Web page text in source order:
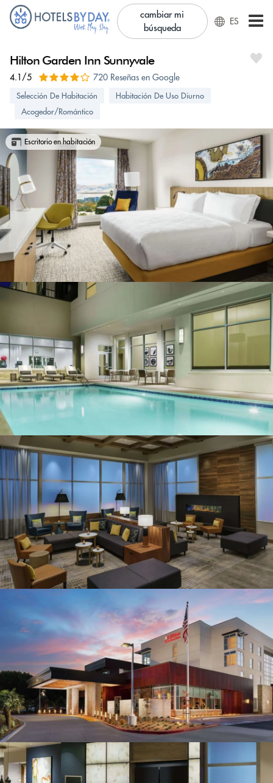
cambiar mi
búsqueda
ES
Hilton Garden Inn Sunnyvale
4.1/5 720 Reseñas en Google
Selección De Habitación
Habitación De Uso Diurno
Acogedor/Romántico
Escritorio en habitación